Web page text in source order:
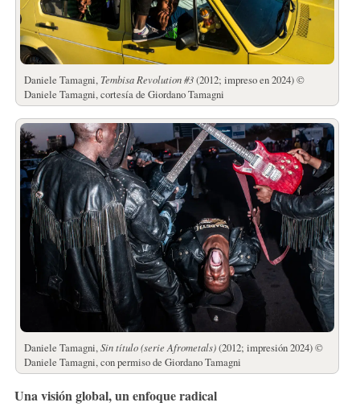
Daniele Tamagni, Tembisa Revolution #3(2012; impreso en 2024) ©
Daniele Tamagni, cortesía de Giordano Tamagni
Daniele Tamagni,Sin título (serie Afrometals)(2012; impresión 2024) ©
Daniele Tamagni, con permiso de Giordano Tamagni
Una visión global, un enfoque radical